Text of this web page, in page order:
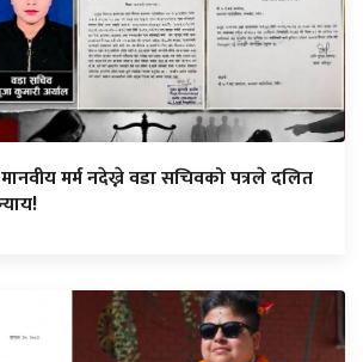
मर्म नदेख्ने वडा सचिवको पत्रले दलित